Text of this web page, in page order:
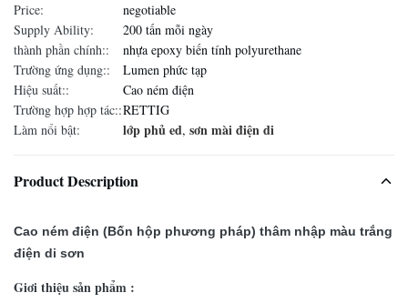
Price:
negotiable
Supply Ability:
200 tấn mỗi ngày
thành phần chính::
nhựa epoxy biến tính polyurethane
Trường ứng dụng::
Lumen phức tạp
Hiệu suất::
Cao ném điện
Trường hợp hợp tác::RETTIG
Làm nổi bật:
lớp phủ ed, sơn mài điện di
Product Description
Cao ném điện (Bốn hộp phương pháp) thâm nhập màu trắng
điện di sơn
Giơi thiệu sản phẩm :